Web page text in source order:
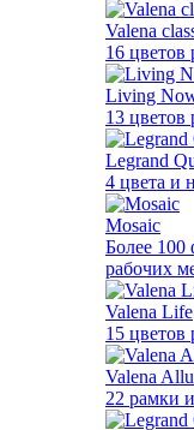
Valena
16 цветов
Living
13 цветов
Legrand
4 цвета и
Mosaic
Более 100
рабочих
Valena Life
15 цветов
Valena
22 рамки